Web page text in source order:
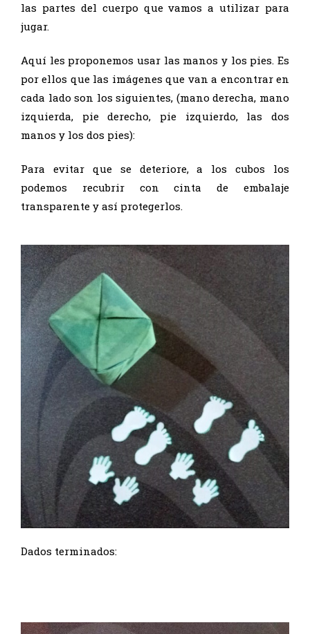
las partes del cuerpo que vamos a utilizar para
jugar.
Aquí les proponemos usar las manos y los pies. Es
por ellos que las imágenes que van a encontrar en
cada lado son los siguientes, (mano derecha, mano
izquierda, pie derecho, pie izquierdo, las dos
manos y los dos pies):
Para evitar que se deteriore, a los cubos los
podemos recubrir con cinta de embalaje
transparente y así protegerlos.
Dados terminados: